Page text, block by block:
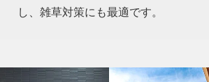
し、雑草対策にも最適です。